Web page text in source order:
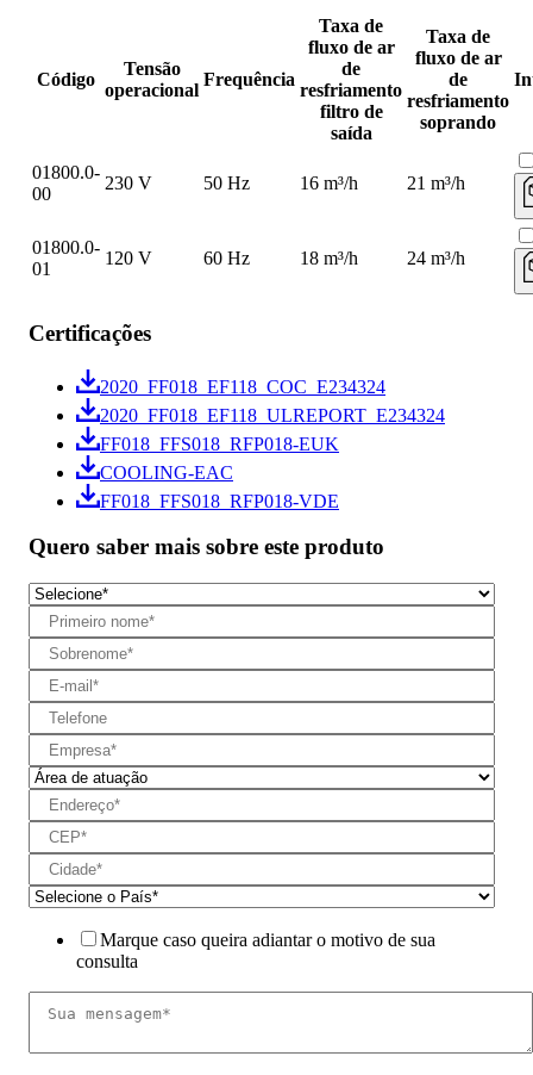
Código
Tensão
operacional
Frequência
Taxa de
fluxo de ar
de
resfriamento
filtro de
saída
Taxa de
fluxo de ar
de
resfriamento
soprando
01800.0-
00
230 V 50 Hz 16 m³/h 21 m³/h
01800.0-
01
120 V 60 Hz 18 m³/h 24 m³/h
Certificações
2020_FF018_EF118_COC_E234324
2020_FF018_EF118_ULREPORT_E234324
FF018_FFS018_RFP018-EUK
COOLING-EAC
FF018_FFS018_RFP018-VDE
Quero saber mais sobre este produto
Marque caso queira adiantar o motivo de sua
consulta